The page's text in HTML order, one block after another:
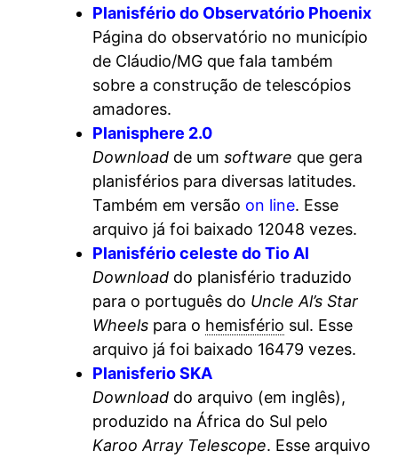
Planisfério do Observatório Phoenix
Página do observatório no município
de Cláudio/MG que fala também
sobre a construção de telescópios
amadores.
Planisphere 2.0
Download de um software que gera
planisférios para diversas latitudes.
Também em versão on line. Esse
arquivo já foi baixado 12048 vezes.
Planisfério celeste do Tio Al
Download do planisfério traduzido
para o português do Uncle Al’s Star
Wheels para o hemisfério sul. Esse
arquivo já foi baixado 16479 vezes.
Planisferio SKA
Download do arquivo (em inglês),
produzido na África do Sul pelo
Karoo Array Telescope. Esse arquivo